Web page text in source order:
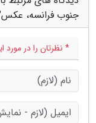
جنوب فرانسه،
* نظرتان را در مورد